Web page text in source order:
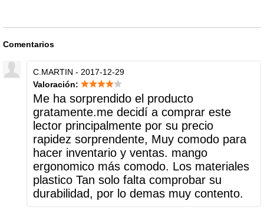
Comentarios
C.MARTIN - 2017-12-29
Valoración:
Me ha sorprendido el producto
gratamente.me decidí a comprar este
lector principalmente por su precio
rapidez sorprendente, Muy comodo para
hacer inventario y ventas. mango
ergonomico más comodo. Los materiales
plastico Tan solo falta comprobar su
durabilidad, por lo demas muy contento.